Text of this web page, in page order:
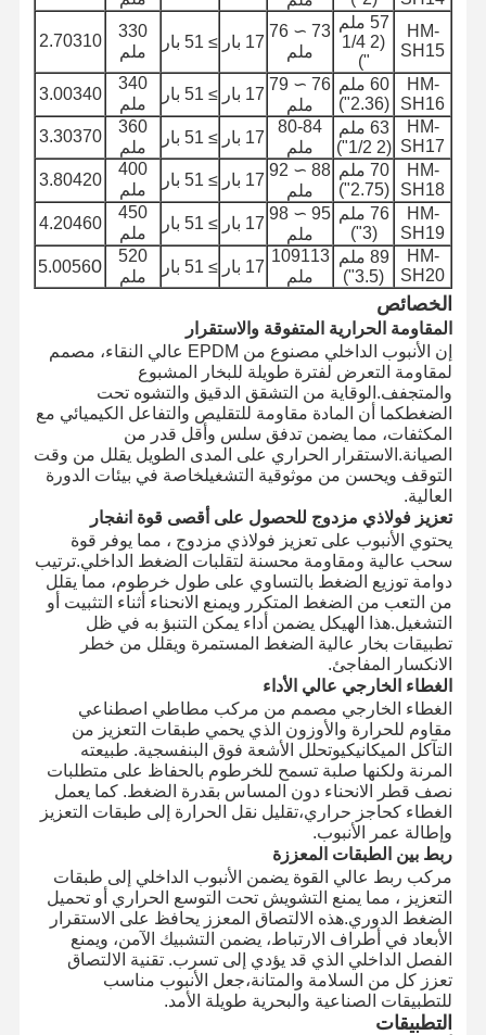
HM-
SH15
57 ملم
(2 1/4
")
73 ∼ 76
ملم
17 بار ≥ 51 بار
330
ملم
2.70310
HM-
SH16
60 ملم
(2.36")
76 ∼ 79
ملم
17 بار ≥ 51 بار
340
ملم
3.00340
HM-
SH17
63 ملم
(2 1/2")
80-84
ملم
17 بار ≥ 51 بار
360
ملم
3.30370
HM-
SH18
70 ملم
(2.75")
88 ∼ 92
ملم
17 بار ≥ 51 بار
400
ملم
3.80420
HM-
SH19
76 ملم
(3")
95 ∼ 98
ملم
17 بار ≥ 51 بار
450
ملم
4.20460
HM-
SH20
89 ملم
(3.5")
109113
ملم
17 بار ≥ 51 بار
520
ملم
5.00560
الخصائص
المقاومة الحرارية المتفوقة والاستقرار
إن الأنبوب الداخلي مصنوع من EPDM عالي النقاء، مصمم
لمقاومة التعرض لفترة طويلة للبخار المشبوع
والمتجفف.الوقاية من التشقق الدقيق والتشوه تحت
الضغطكما أن المادة مقاومة للتقليص والتفاعل الكيميائي مع
المكثفات، مما يضمن تدفق سلس وأقل قدر من
الصيانة.الاستقرار الحراري على المدى الطويل يقلل من وقت
التوقف ويحسن من موثوقية التشغيلخاصة في بيئات الدورة
العالية.
تعزيز فولاذي مزدوج للحصول على أقصى قوة انفجار
يحتوي الأنبوب على تعزيز فولاذي مزدوج ، مما يوفر قوة
سحب عالية ومقاومة محسنة لتقلبات الضغط الداخلي.ترتيب
دوامة توزيع الضغط بالتساوي على طول خرطوم، مما يقلل
من التعب من الضغط المتكرر ويمنع الانحناء أثناء التثبيت أو
التشغيل.هذا الهيكل يضمن أداء يمكن التنبؤ به في ظل
تطبيقات بخار عالية الضغط المستمرة ويقلل من خطر
الانكسار المفاجئ.
الغطاء الخارجي عالي الأداء
الغطاء الخارجي مصمم من مركب مطاطي اصطناعي
مقاوم للحرارة والأوزون الذي يحمي طبقات التعزيز من
التآكل الميكانيكيوتحلل الأشعة فوق البنفسجية. طبيعته
المرنة ولكنها صلبة تسمح للخرطوم بالحفاظ على متطلبات
نصف قطر الانحناء دون المساس بقدرة الضغط. كما يعمل
الغطاء كحاجز حراري،تقليل نقل الحرارة إلى طبقات التعزيز
وإطالة عمر الأنبوب.
ربط بين الطبقات المعززة
مركب ربط عالي القوة يضمن الأنبوب الداخلي إلى طبقات
التعزيز ، مما يمنع التشويش تحت التوسع الحراري أو تحميل
الضغط الدوري.هذه الالتصاق المعزز يحافظ على الاستقرار
الأبعاد في أطراف الارتباط، يضمن التشبيك الآمن، ويمنع
الفصل الداخلي الذي قد يؤدي إلى تسرب. تقنية الالتصاق
تعزز كل من السلامة والمتانة،جعل الأنبوب مناسب
للتطبيقات الصناعية والبحرية طويلة الأمد.
التطبيقات